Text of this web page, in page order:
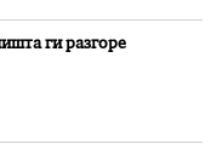
ги разгоре